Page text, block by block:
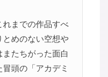
れまでの作品すべ
とめのない空想や
たちがった面白
頭の「アカデミ